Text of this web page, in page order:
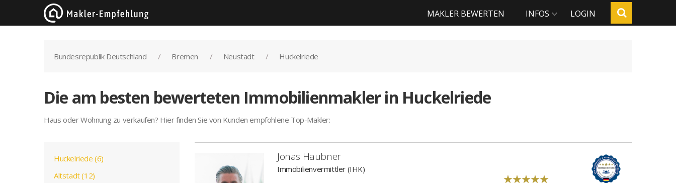
MAKLER BEWERTEN INFOS LOGIN
Bundesrepublik Deutschland Bremen Neustadt Huckelriede
Die am besten bewerteten Immobilienmakler in Huckelriede
Haus oder Wohnung zu verkaufen? Hier finden Sie von Kunden empfohlene Top-Makler:
Huckelriede (6)
Altstadt (12)
Jonas Haubner
Immobilienvermittler (IHK)